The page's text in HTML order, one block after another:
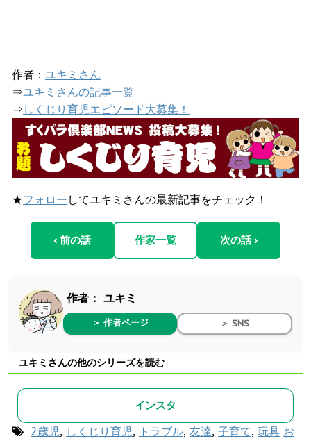
作者： ユキミさん
⇒ユキミさんの記事一覧
⇒ しくじり育児エピソード大募集！
★フォロー してユキミさんの最新記事をチェック！
‹ 前の話 作家一覧 次の話 ›
作者： ユキミ
＞ 作者ページ ＞ SNS
ユキミさんの他のシリーズを読む
インスタ
2歳児, しくじり育児, トラブル, 友達, 子育て, 玩具 お